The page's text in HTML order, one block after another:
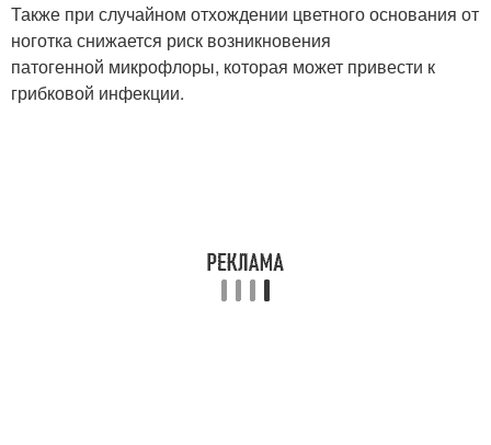
Также при случайном отхождении цветного основания от
ноготка снижается риск возникновения
патогенной микрофлоры, которая может привести к
грибковой инфекции.